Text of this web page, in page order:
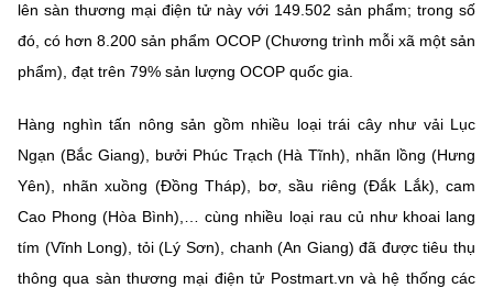
lên sàn thương mại điện tử này với 149.502 sản phẩm; trong số
đó, có hơn 8.200 sản phẩm OCOP (Chương trình mỗi xã một sản
phẩm), đạt trên 79% sản lượng OCOP quốc gia.
Hàng nghìn tấn nông sản gồm nhiều loại trái cây như vải Lục
Ngạn (Bắc Giang), bưởi Phúc Trạch (Hà Tĩnh), nhãn lồng (Hưng
Yên), nhãn xuồng (Đồng Tháp), bơ, sầu riêng (Đắk Lắk), cam
Cao Phong (Hòa Bình),… cùng nhiều loại rau củ như khoai lang
tím (Vĩnh Long), tỏi (Lý Sơn), chanh (An Giang) đã được tiêu thụ
thông qua sàn thương mại điện tử Postmart.vn và hệ thống các